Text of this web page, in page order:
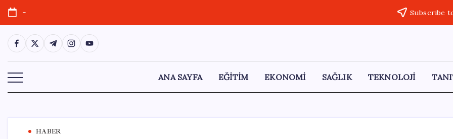
Skip
content
- Subscribe
https://www.facebook.com/
https://twitter.com/
https://t.me/
https://www.instagram.com/
https://youtube.com/
ANA SAYFA EĞİTİM EKONOMİ SAĞLIK TEKNOLOJİ
HABER